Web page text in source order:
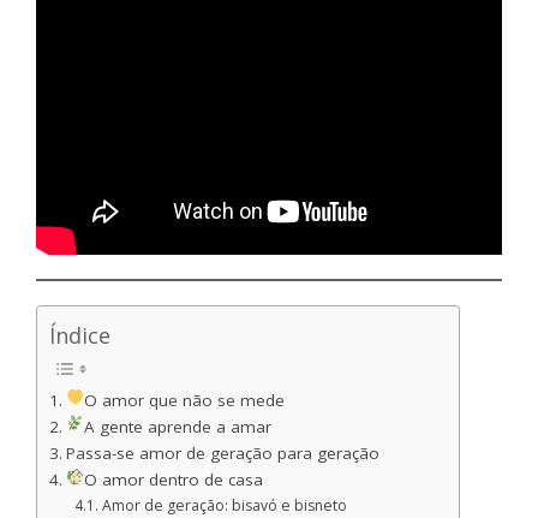
Índice
O amor que não se mede
A gente aprende a amar
Passa-se amor de geração para geração
O amor dentro de casa
Amor de geração: bisavó e bisneto